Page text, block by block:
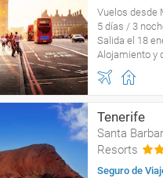
Vuelos desde
5 días / 3
Salida el 18
Alojamiento y
Tenerife
Santa
Resorts
Seguro de